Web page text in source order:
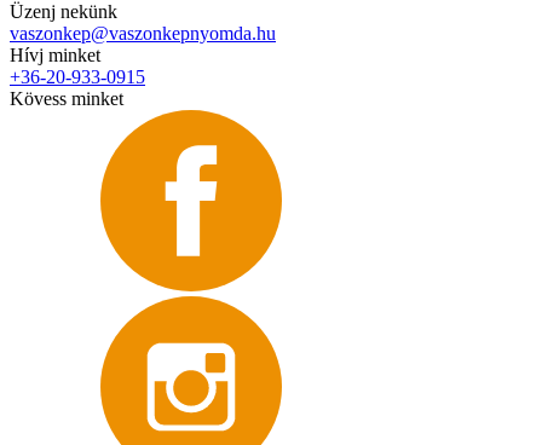
Üzenj nekünk
vaszonkep@vaszonkepnyomda.hu
Hívj minket
+36-20-933-0915
Kövess minket